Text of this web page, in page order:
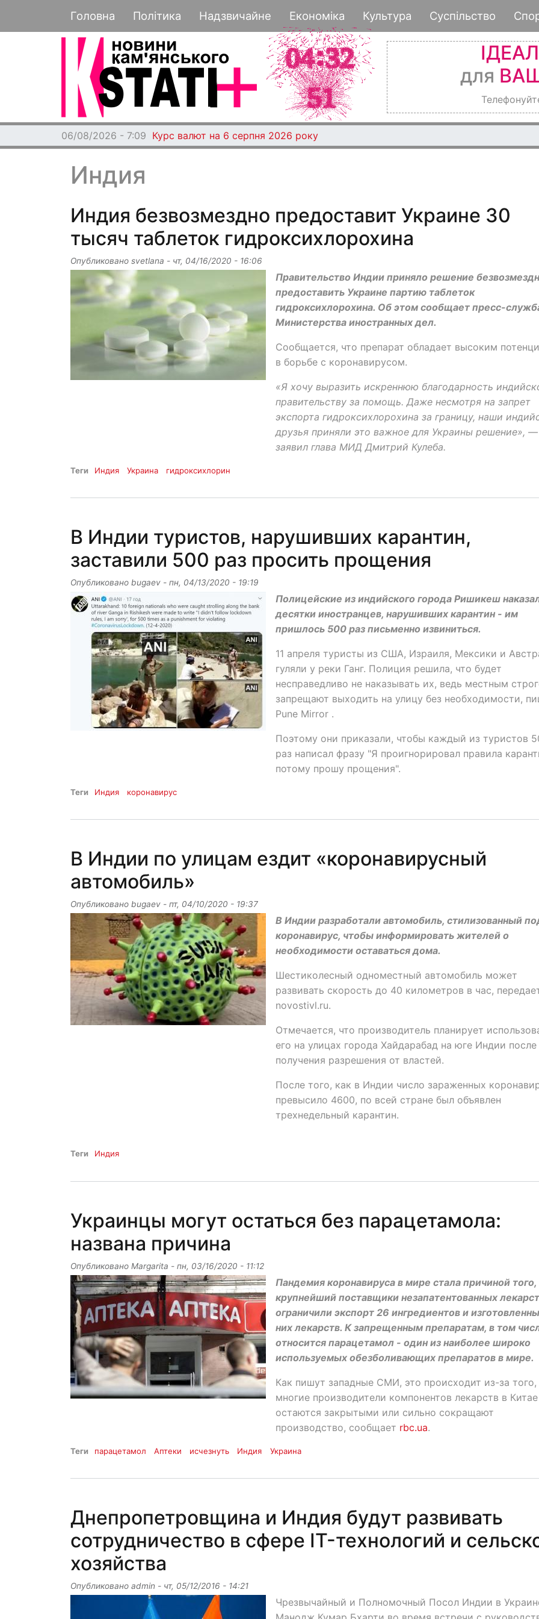
к
основному
Основная навигация
Головна Політика Надзвичайне Економіка Культура Суспільство
для
06/08/2026 - 7:09 Курс валют на 6 серпня 2026 року
Индия
Индия безвозмездно предоставит Украине 30
тысяч таблеток гидроксихлорохина
Опубликовано svetlana - чт, 04/16/2020 - 16:06
Правительство Индии приняло решение
предоставить Украине партию таблеток
гидроксихлорохина. Об этом сообщает пресс-
Министерства иностранных дел.
Сообщается, что препарат обладает высоким
в борьбе с коронавирусом.
«Я хочу выразить искреннюю благодарность
правительству за помощь. Даже несмотря на запрет
экспорта гидроксихлорохина за границу, наши
друзья приняли это важное для Украины решение», —
заявил глава МИД Дмитрий Кулеба.
Теги Индия Украина гидроксихлорин
В Индии туристов, нарушивших карантин,
заставили 500 раз просить прощения
Опубликовано bugaev - пн, 04/13/2020 - 19:19
Полицейские из индийского города Ришикеш
десятки иностранцев, нарушивших карантин - им
пришлось 500 раз письменно извиниться.
11 апреля туристы из США, Израиля, Мексики и
гуляли у реки Ганг. Полиция решила, что будет
несправедливо не наказывать их, ведь местным
запрещают выходить на улицу без необходимости,
Pune Mirror .
Поэтому они приказали, чтобы каждый из туристов
раз написал фразу "Я проигнорировал правила
потому прошу прощения".
Теги Индия коронавирус
В Индии по улицам ездит «коронавирусный
автомобиль»
Опубликовано bugaev - пт, 04/10/2020 - 19:37
В Индии разработали автомобиль, стилизованный
коронавирус, чтобы информировать жителей о
необходимости оставаться дома.
Шестиколесный одноместный автомобиль может
развивать скорость до 40 километров в час,
novostivl.ru.
Отмечается, что производитель планирует
его на улицах города Хайдарабад на юге Индии после
получения разрешения от властей.
После того, как в Индии число зараженных
превысило 4600, по всей стране был объявлен
трехнедельный карантин.
Теги Индия
Украинцы могут остаться без парацетамола:
названа причина
Опубликовано Margarita - пн, 03/16/2020 - 11:12
Пандемия коронавируса в мире стала причиной того,
крупнейший поставщики незапатентованных
ограничили экспорт 26 ингредиентов и
них лекарств. К запрещенным препаратам, в том
относится парацетамол - один из наиболее широко
используемых обезболивающих препаратов в мире.
Как пишут западные СМИ, это происходит из-за того,
многие производители компонентов лекарств в Китае
остаются закрытыми или сильно сокращают
производство, сообщает rbc.ua.
Теги парацетамол Аптеки исчезнуть Индия Украина
Днепропетровщина и Индия будут развивать
сотрудничество в сфере IT-технологий и
хозяйства
Опубликовано admin - чт, 05/12/2016 - 14:21
Чрезвычайный и Полномочный Посол Индии в